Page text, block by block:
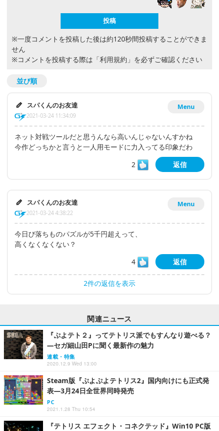
※一度コメントを投稿した後は約120秒間投稿することができま
せん
※コメントを投稿する際は 「利用規約」 を必ずご確認ください
並び順
Menu
スパくんのお友達
2021-03-24 11:34:09
ネット対戦ツールだと思うんなら高いんじゃないんすかね
今作どっちかと言うと一人用モードに力入ってる印象だわ
2
返信
Menu
スパくんのお友達
2021-03-24 4:38:22
今日び落ちものパズルが5千円超えって、
高くなくなくない？
4
返信
2件の返信を表示
関連ニュース
『ぷよテト２』ってテトリス派でもすんなり遊べる？
―セガ細山田Pに聞く最新作の魅力
連載・特集
2020.12.9 Wed 13:00
Steam版『ぷよぷよテトリス2』国内向けにも正式発
表―3月24日全世界同時発売
PC
2021.1.28 Thu 10:54
『テトリス エフェクト・コネクテッド』Win10 PC版